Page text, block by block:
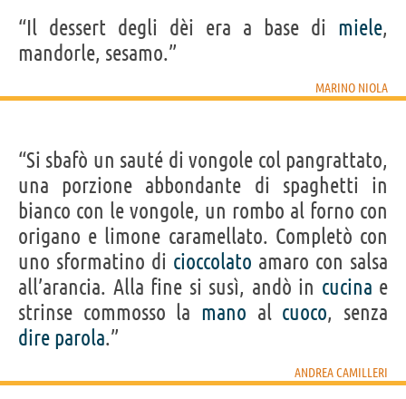
“Il dessert degli dèi era a base di miele,
mandorle, sesamo.”
MARINO NIOLA
“Si sbafò un sauté di vongole col pangrattato,
una porzione abbondante di spaghetti in
bianco con le vongole, un rombo al forno con
origano e limone caramellato. Completò con
uno sformatino di cioccolato amaro con salsa
all’arancia. Alla fine si susì, andò in cucina e
strinse commosso la mano al cuoco, senza
dire parola.”
ANDREA CAMILLERI